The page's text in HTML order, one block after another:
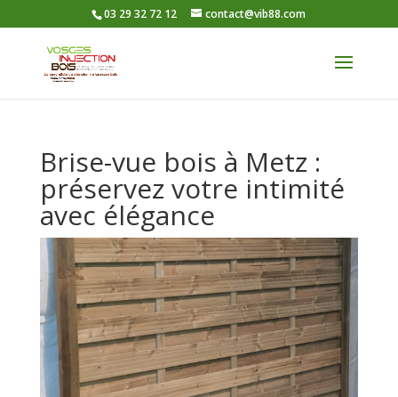
03 29 32 72 12 contact@vib88.com
Brise-vue bois à Metz :
préservez votre intimité
avec élégance